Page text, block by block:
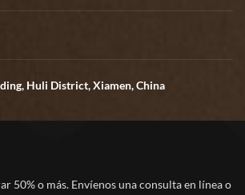
Huli District, Xiamen, China
50% o más. Envíenos una consulta en línea o